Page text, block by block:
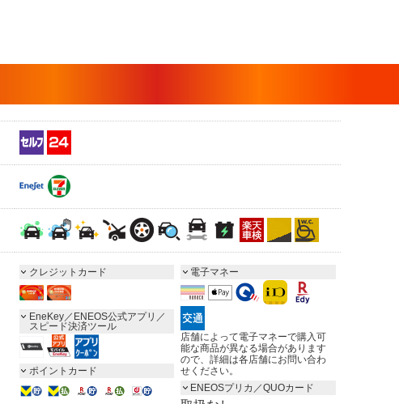
クレジットカード
EneKey／ENEOS公式アプリ／
スピード決済ツール
ポイントカード
電子マネー
店舗によって電子マネーで購入可
能な商品が異なる場合があります
ので、詳細は各店舗にお問い合わ
せください。
ENEOSプリカ／QUOカード